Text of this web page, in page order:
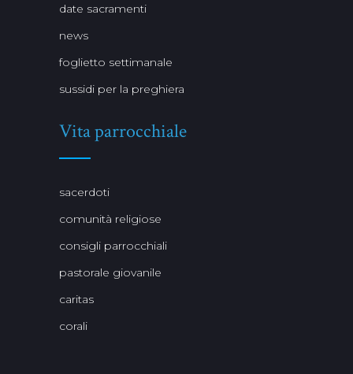
date sacramenti
news
foglietto settimanale
sussidi per la preghiera
Vita parrocchiale
sacerdoti
comunità religiose
consigli parrocchiali
pastorale giovanile
caritas
corali